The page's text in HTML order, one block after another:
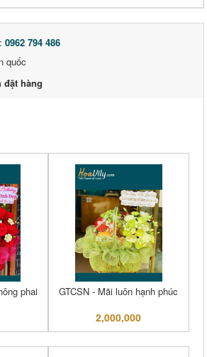
0962 794 486
quốc
đặt hàng
phai GTCSN - Mãi luôn hạnh phúc
2,000,000